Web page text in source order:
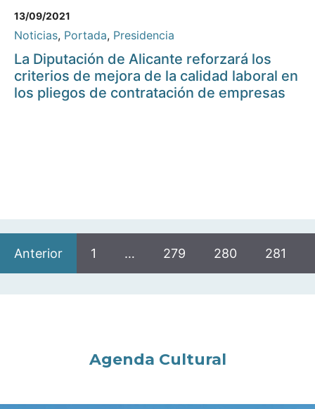
13/09/2021
Noticias, Portada, Presidencia
La Diputación de Alicante reforzará los
criterios de mejora de la calidad laboral en
los pliegos de contratación de empresas
Anterior 1 … 279 280 281
Agenda Cultural